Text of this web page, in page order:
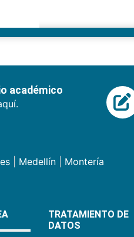
académico
| Medellín| Montería
TRATAMIENTO DE
DATOS